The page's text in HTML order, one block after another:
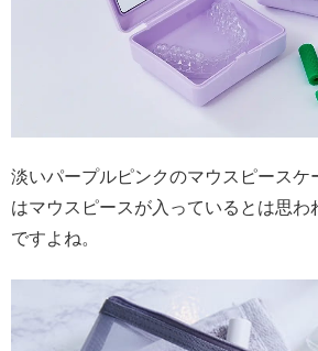
淡いパープルピンクのマウスピースケ
はマウスピースが入っているとは思わ
ですよね。